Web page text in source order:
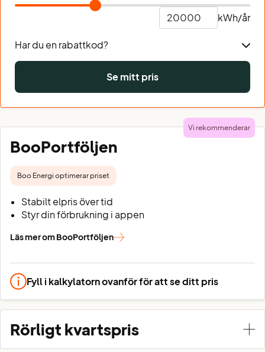
kWh/år
Har du en rabattkod?
Se mitt pris
Vi rekommenderar
BooPortföljen
Boo Energi optimerar priset
Stabilt elpris över tid
Styr din förbrukning i appen
Läs mer om BooPortföljen
Fyll i kalkylatorn ovanför för att se ditt pris
Rörligt kvartspris